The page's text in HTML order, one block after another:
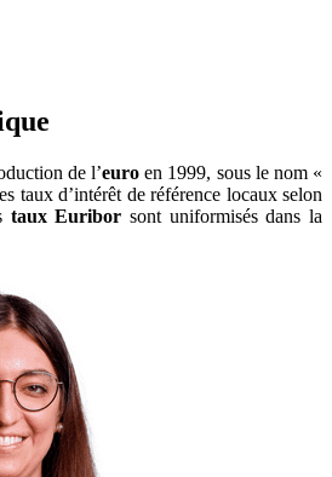
de l’euro en 1999, sous le nom «
taux d’intérêt de référence locaux selon
taux Euribor sont uniformisés dans la